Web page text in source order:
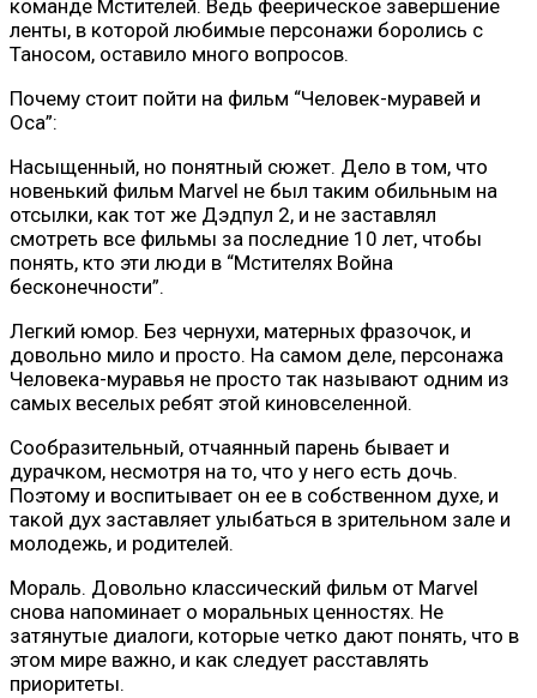
команде Мстителей. Ведь феерическое завершение
ленты, в которой любимые персонажи боролись с
Таносом, оставило много вопросов.
Почему стоит пойти на фильм “Человек-муравей и
Оса”:
Насыщенный, но понятный сюжет. Дело в том, что
новенький фильм Marvel не был таким обильным на
отсылки, как тот же Дэдпул 2, и не заставлял
смотреть все фильмы за последние 10 лет, чтобы
понять, кто эти люди в “Мстителях Война
бесконечности”.
Легкий юмор. Без чернухи, матерных фразочок, и
довольно мило и просто. На самом деле, персонажа
Человека-муравья не просто так называют одним из
самых веселых ребят этой киновселенной.
Сообразительный, отчаянный парень бывает и
дурачком, несмотря на то, что у него есть дочь.
Поэтому и воспитывает он ее в собственном духе, и
такой дух заставляет улыбаться в зрительном зале и
молодежь, и родителей.
Мораль. Довольно классический фильм от Marvel
снова напоминает о моральных ценностях. Не
затянутые диалоги, которые четко дают понять, что в
этом мире важно, и как следует расставлять
приоритеты.